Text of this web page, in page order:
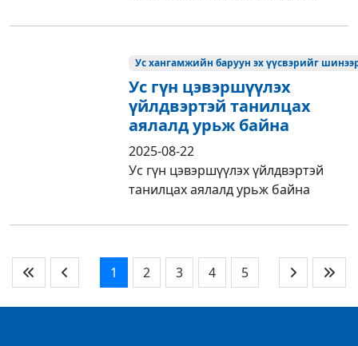
Ус хангамжийн баруун эх үүсвэрийг
Ус гүн цэвэршүүлэх
үйлдвэртэй танилцах
аялалд урьж байна
2025-08-22
Ус гүн цэвэршүүлэх үйлдвэртэй
танилцах аялалд урьж байна
1 2 3 4 5